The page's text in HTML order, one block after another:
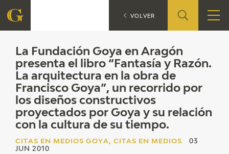
FUNDACIÓN
QUIENES SOMOS
CENTRO DE INVESTIGACIÓN Y DOCUMENTACIÓN
ACCIÓN CORPORATIVA
SEDE
La Fundación Goya en Aragón
presenta el libro “Fantasía y Razón.
La arquitectura en la obra de
Francisco Goya”, un recorrido por
los diseños constructivos
proyectados por Goya y su relación
con la cultura de su tiempo.
CITAS EN MEDIOS GOYA, CITAS EN MEDIOS
03
JUN 2010
CITAS EN MEDIOS GOYA
VOLVER